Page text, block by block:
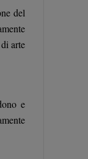
del
arte
e